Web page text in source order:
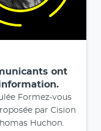
ont
Formez-vous
par Cision
Huchon.